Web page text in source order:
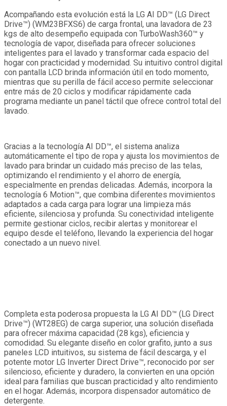
Acompañando esta evolución está la LG AI DD™ (LG Direct
Drive™) (WM23BFXS6) de carga frontal, una lavadora de 23
kgs de alto desempeño equipada con TurboWash360™ y
tecnología de vapor, diseñada para ofrecer soluciones
inteligentes para el lavado y transformar cada espacio del
hogar con practicidad y modernidad. Su intuitivo control digital
con pantalla LCD brinda información útil en todo momento,
mientras que su perilla de fácil acceso permite seleccionar
entre más de 20 ciclos y modificar rápidamente cada
programa mediante un panel táctil que ofrece control total del
lavado.
Gracias a la tecnología AI DD™, el sistema analiza
automáticamente el tipo de ropa y ajusta los movimientos de
lavado para brindar un cuidado más preciso de las telas,
optimizando el rendimiento y el ahorro de energía,
especialmente en prendas delicadas. Además, incorpora la
tecnología 6 Motion™, que combina diferentes movimientos
adaptados a cada carga para lograr una limpieza más
eficiente, silenciosa y profunda. Su conectividad inteligente
permite gestionar ciclos, recibir alertas y monitorear el
equipo desde el teléfono, llevando la experiencia del hogar
conectado a un nuevo nivel.
Completa esta poderosa propuesta la LG AI DD™ (LG Direct
Drive™) (WT28EG) de carga superior, una solución diseñada
para ofrecer máxima capacidad (28 kgs), eficiencia y
comodidad. Su elegante diseño en color grafito, junto a sus
paneles LCD intuitivos, su sistema de fácil descarga, y el
potente motor LG Inverter Direct Drive™, reconocido por ser
silencioso, eficiente y duradero, la convierten en una opción
ideal para familias que buscan practicidad y alto rendimiento
en el hogar. Además, incorpora dispensador automático de
detergente.